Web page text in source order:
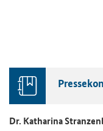
Dr. Ka­tha­ri­na